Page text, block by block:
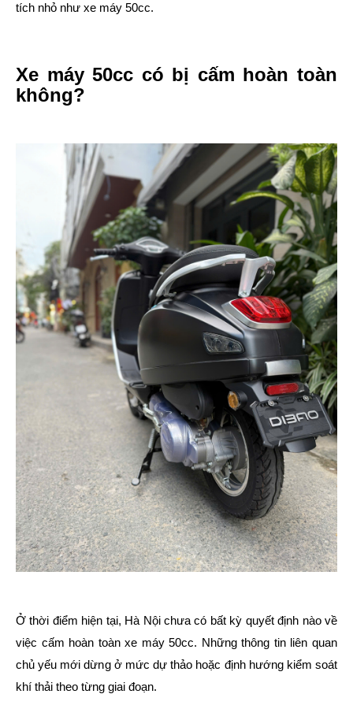
tích nhỏ như xe máy 50cc.
Xe máy 50cc có bị cấm hoàn toàn
không?
Ở thời điểm hiện tại, Hà Nội chưa có bất kỳ quyết định nào về
việc cấm hoàn toàn xe máy 50cc. Những thông tin liên quan
chủ yếu mới dừng ở mức dự thảo hoặc định hướng kiểm soát
khí thải theo từng giai đoạn.